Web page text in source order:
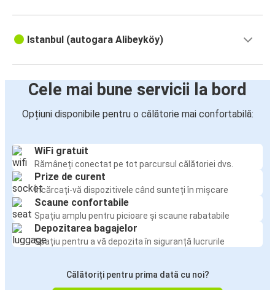
Istanbul (autogara Alibeyköy)
Cele mai bune servicii la bord
Opțiuni disponibile pentru o călătorie mai confortabilă:
WiFi gratuit
Rămâneți conectat pe tot parcursul călătoriei dvs.
Prize de curent
Încărcați-vă dispozitivele când sunteți în mișcare
Scaune confortabile
Spațiu amplu pentru picioare și scaune rabatabile
Depozitarea bagajelor
Spațiu pentru a vă depozita în siguranță lucrurile
Călătoriți pentru prima dată cu noi?